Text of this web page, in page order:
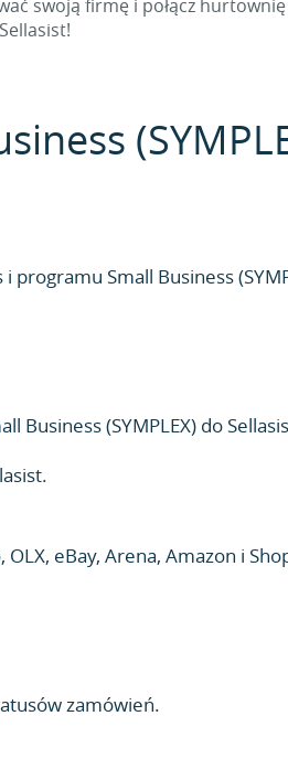
swoją firmę i połącz
Small Business
Business (SYMPLEX) do
eBay, Arena, Amazon i
zamówień.